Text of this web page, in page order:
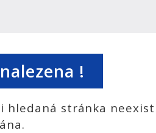
!
hledaná stránka